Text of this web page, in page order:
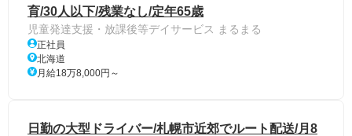
育/30人以下/残業なし/定年65歳
児童発達支援・放課後等デイサービス まるまる
正社員
北海道
月給18万8,000円～
日勤の大型ドライバー/札幌市近郊でルート配送/月8